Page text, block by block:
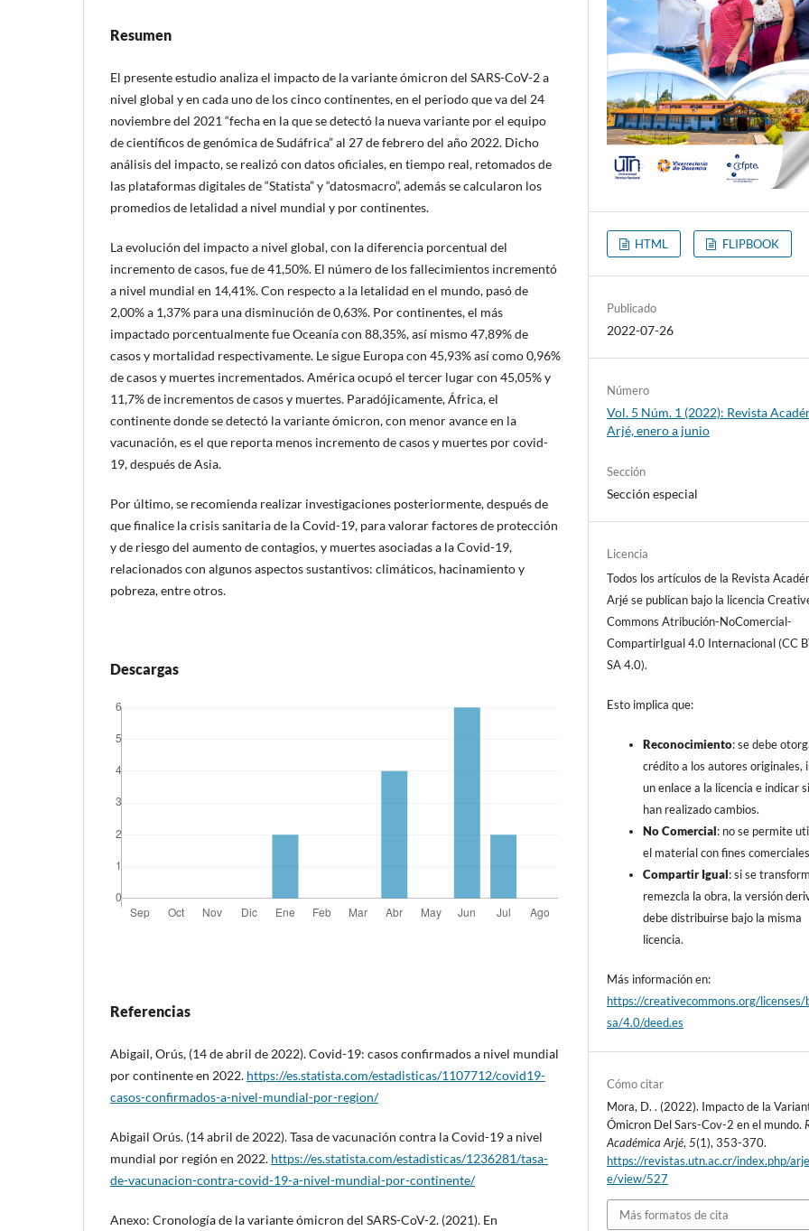
Resumen
El presente estudio analiza el impacto de la variante ómicron del SARS-CoV-2 a
nivel global y en cada uno de los cinco continentes, en el periodo que va del 24
noviembre del 2021 “fecha en la que se detectó la nueva variante por el equipo
de científicos de genómica de Sudáfrica” al 27 de febrero del año 2022. Dicho
análisis del impacto, se realizó con datos oficiales, en tiempo real, retomados de
las plataformas digitales de “Statista” y “datosmacro”, además se calcularon los
promedios de letalidad a nivel mundial y por continentes.
La evolución del impacto a nivel global, con la diferencia porcentual del
incremento de casos, fue de 41,50%. El número de los fallecimientos incrementó
a nivel mundial en 14,41%. Con respecto a la letalidad en el mundo, pasó de
2,00% a 1,37% para una disminución de 0,63%. Por continentes, el más
impactado porcentualmente fue Oceanía con 88,35%, así mismo 47,89% de
casos y mortalidad respectivamente. Le sigue Europa con 45,93% así como 0,96%
de casos y muertes incrementados. América ocupó el tercer lugar con 45,05% y
11,7% de incrementos de casos y muertes. Paradójicamente, África, el
continente donde se detectó la variante ómicron, con menor avance en la
vacunación, es el que reporta menos incremento de casos y muertes por covid-
19, después de Asia.
Por último, se recomienda realizar investigaciones posteriormente, después de
que finalice la crisis sanitaria de la Covid-19, para valorar factores de protección
y de riesgo del aumento de contagios, y muertes asociadas a la Covid-19,
relacionados con algunos aspectos sustantivos: climáticos, hacinamiento y
pobreza, entre otros.
Descargas
Referencias
Abigail, Orús, (14 de abril de 2022). Covid-19: casos confirmados a nivel mundial
por continente en 2022. https://es.statista.com/estadisticas/1107712/covid19-
casos-confirmados-a-nivel-mundial-por-region/
Abigail Orús. (14 abril de 2022). Tasa de vacunación contra la Covid-19 a nivel
mundial por región en 2022. https://es.statista.com/estadisticas/1236281/tasa-
de-vacunacion-contra-covid-19-a-nivel-mundial-por-continente/
Anexo: Cronología de la variante ómicron del SARS-CoV-2. (2021). En
HTML FLIPBOOK
Publicado
2022-07-26
Número
Vol. 5 Núm. 1 (2022): Revista
Arjé, enero a junio
Sección
Sección especial
Licencia
Todos los artículos de la Revista
Arjé se publican bajo la licencia
Commons Atribución-NoComercial-
CompartirIgual 4.0 Internacional (CC
SA 4.0).
Esto implica que:
Reconocimiento: se debe
crédito a los autores originales,
un enlace a la licencia e indicar
han realizado cambios.
No Comercial: no se permite
el material con fines
Compartir Igual: si se
remezcla la obra, la versión
debe distribuirse bajo la misma
licencia.
Más información en:
https://creativecommons.org/licenses/
sa/4.0/deed.es
Cómo citar
Mora, D. . (2022). Impacto de la
Ómicron Del Sars-Cov-2 en el mundo.
Académica Arjé,5(1), 353-370.
https://revistas.utn.ac.cr/index.php/
e/view/527
Más formatos de cita